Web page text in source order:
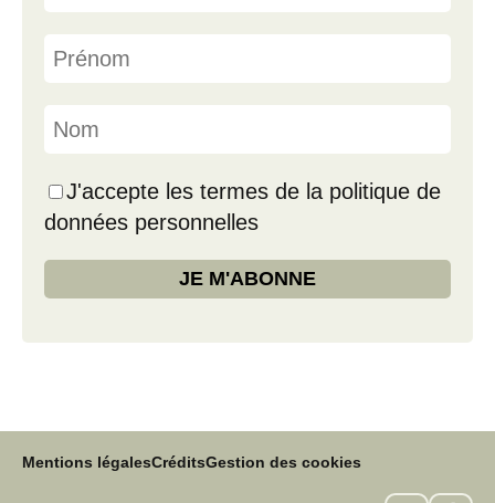
J'accepte les termes de la politique de
données personnelles
Mentions légalesCréditsGestion des cookies